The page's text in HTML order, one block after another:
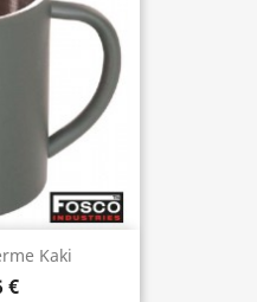
Kaki
€